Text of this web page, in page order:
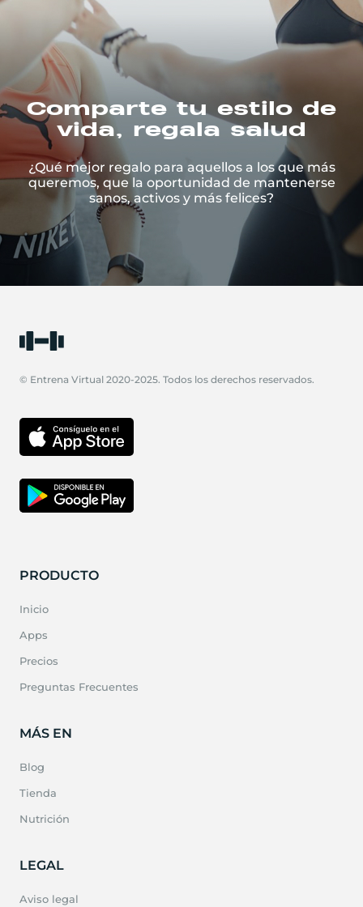
Comparte tu estilo de
vida, regala salud
¿Qué mejor regalo para aquellos a los que más
queremos, que la oportunidad de mantenerse
sanos, activos y más felices?
© Entrena Virtual 2020-2025. Todos los derechos reservados.
PRODUCTO
Inicio
Apps
Precios
Preguntas Frecuentes
MÁS EN
Blog
Tienda
Nutrición
LEGAL
Aviso legal